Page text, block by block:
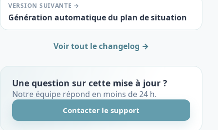
VERSION SUIVANTE →
Génération automatique du plan de situation
Voir tout le changelog →
Une question sur cette mise à jour ?
Notre équipe répond en moins de 24 h.
Contacter le support